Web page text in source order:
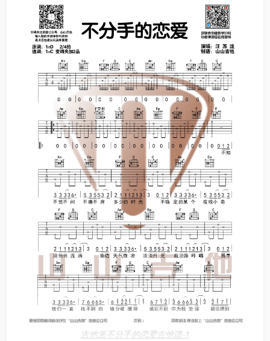
吉他派不分手的恋爱吉他谱-1